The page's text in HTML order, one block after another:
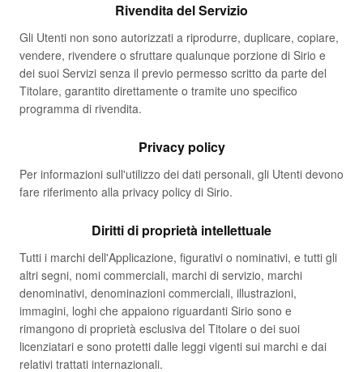
Rivendita del Servizio
Gli Utenti non sono autorizzati a riprodurre, duplicare, copiare,
vendere, rivendere o sfruttare qualunque porzione di Sirio e
dei suoi Servizi senza il previo permesso scritto da parte del
Titolare, garantito direttamente o tramite uno specifico
programma di rivendita.
Privacy policy
Per informazioni sull'utilizzo dei dati personali, gli Utenti devono
fare riferimento alla privacy policy di Sirio.
Diritti di proprietà intellettuale
Tutti i marchi dell'Applicazione, figurativi o nominativi, e tutti gli
altri segni, nomi commerciali, marchi di servizio, marchi
denominativi, denominazioni commerciali, illustrazioni,
immagini, loghi che appaiono riguardanti Sirio sono e
rimangono di proprietà esclusiva del Titolare o dei suoi
licenziatari e sono protetti dalle leggi vigenti sui marchi e dai
relativi trattati internazionali.